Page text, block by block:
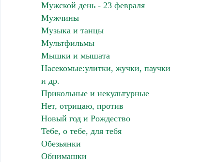
Мужской день - 23 февраля
Мужчины
Музыка и танцы
Мультфильмы
Мышки и мышата
Насекомые:улитки, жучки, паучки
и др.
Прикольные и некультурные
Нет, отрицаю, против
Новый год и Рождество
Тебе, о тебе, для тебя
Обезьянки
Обнимашки